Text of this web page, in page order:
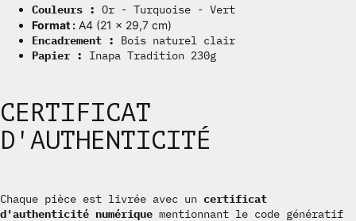
Couleurs : Or - Turquoise - Vert
Format : A4 (21 × 29,7 cm)
Encadrement :
Bois naturel clair
Papier :
Inapa Tradition 230g
CERTIFICAT
D'AUTHENTICITÉ
Chaque pièce est livrée avec un certificat
d'authenticité numérique mentionnant le code génératif